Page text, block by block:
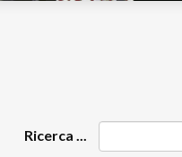
Ricerca ...